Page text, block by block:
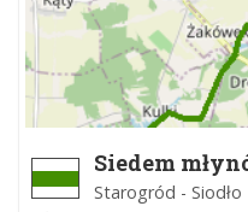
Siedem
Starogród - Siodło